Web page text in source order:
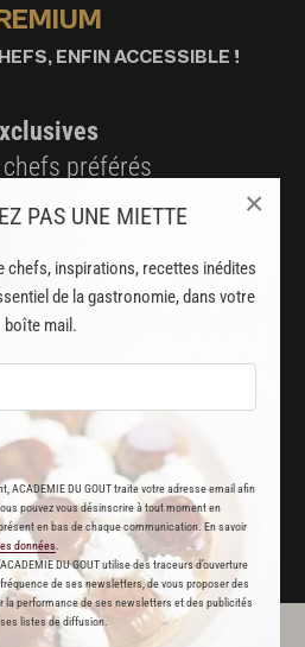
PAS UNE MIETTE
chefs, inspirations, recettes inédites
de la gastronomie, dans votre
boîte mail.
ACADEMIE DU GOUT traite votre adresse email afin
pouvez vous désinscrire à tout moment en
en bas de chaque communication. En savoir
données
DU GOUT utilise des traceurs d’ouverture
fréquence de ses newsletters, de vous proposer des
la performance de ses newsletters et des publicités
listes de diffusion.
×
ENFIN ACCESSIBLE !
préférés
et pâtisserie
publicité
M'ABONNE
? JE ME CONNECTE